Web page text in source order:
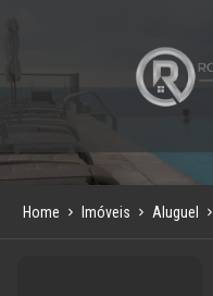
Home Imóveis Aluguel